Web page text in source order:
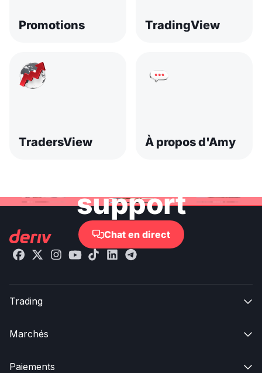
Promotions TradingView
TradersView À propos d'Amy
support
Chat en direct
Trading 
Marchés 
Paiements 